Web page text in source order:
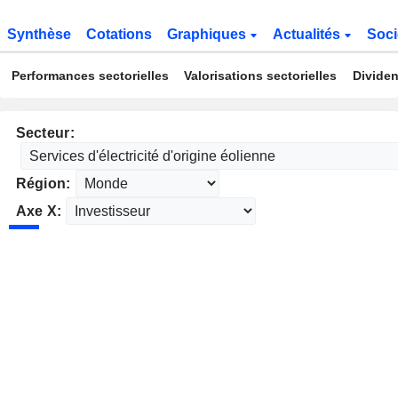
Synthèse Cotations Graphiques Actualités
Performances sectorielles Valorisations sectorielles
Secteur:
Région:
Axe X: